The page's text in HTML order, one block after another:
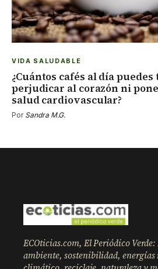
VIDA SALUDABLE
¿Cuántos cafés al día
perjudicar al corazón ni
salud cardiovascular?
Por Sandra M.G.
ECOticias.com, El Periódico
ambiente, sostenibilidad, energías